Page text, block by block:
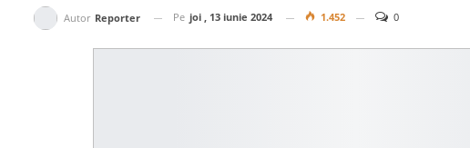
Autor Reporter Pe joi , 13 iunie 2024 1.452 0